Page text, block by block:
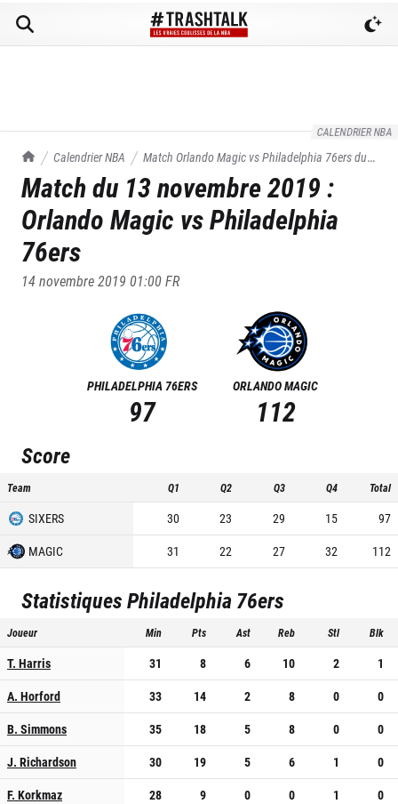
CALENDRIER NBA
TrashTalk Actu NBA
Calendrier NBA Match Orlando Magic vsPhiladelphia 76ersdu
13/11/2019
Match du 13 novembre 2019 :
Orlando Magic vsPhiladelphia
76ers
14 novembre 2019 01:00FR
PHILADELPHIA 76ERS
97
ORLANDO MAGIC
112
Score
Team Q1 Q2 Q3 Q4 Total
SIXERS 30 23 29 15
97
MAGIC
31 22 27 32 112
StatistiquesPhiladelphia 76ers
Joueur Min Pts Ast Reb Stl Blk
T. Harris 31 8 6 10 2
1
A. Horford
33 14 2 8 0
0
B. Simmons
35 18 5 8 0
0
J. Richardson
30 19 5 6 1
0
F. Korkmaz
28 9 0 0 1
0